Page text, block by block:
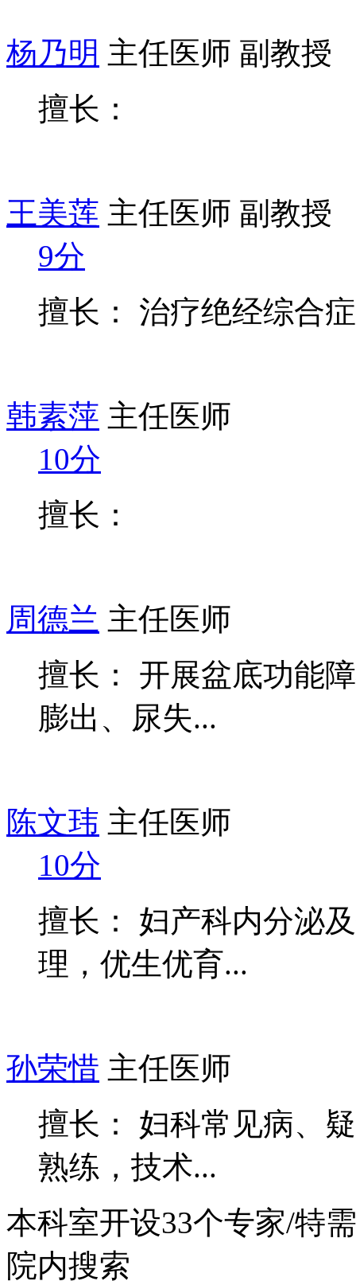
杨乃明 主任医师 副教授
擅长：
王美莲 主任医师 副教授
9分
擅长： 治疗绝经综合
韩素萍 主任医师
10分
擅长：
周德兰 主任医师
擅长： 开展盆底功能
膨出、尿失...
陈文玮 主任医师
10分
擅长： 妇产科内分泌
理，优生优育...
孙荣惜 主任医师
擅长： 妇科常见病、
熟练，技术...
本科室开设33个专家/特
院内搜索